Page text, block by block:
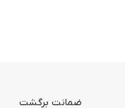
ضمانت برگشت